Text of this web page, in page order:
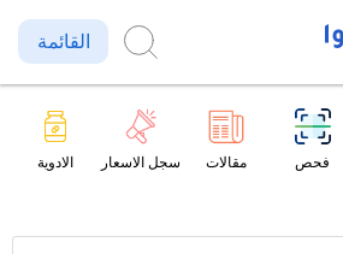
القائمة
فحص مقالات سجل الاسعار الادوية